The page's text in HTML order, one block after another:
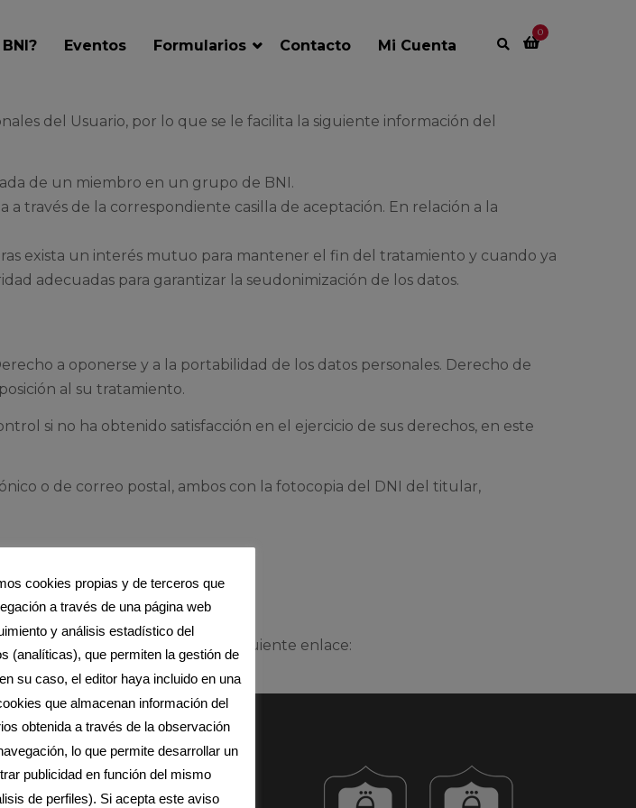
Eventos Formularios Contacto Mi Cuenta
0
del Usuario, por lo que se le facilita la siguiente información del
de un miembro en un grupo de BNI.
a través de la correspondiente casilla de aceptación. En relación a la
exista un interés mutuo para mantener el fin del tratamiento y cuando ya
adecuadas para garantizar la seudonimización de los datos.
a oponerse y a la portabilidad de los datos personales. Derecho de
al su tratamiento.
si no ha obtenido satisfacción en el ejercicio de sus derechos, en este
o de correo postal, ambos con la fotocopia del DNI del titular,
empresa, puede hacerlo en el siguiente enlace:
Aviso Legal
Política de Privacidad
cookies propias y de terceros que
a través de una página web
y análisis estadístico del
(analíticas), que permiten la gestión de
su caso, el editor haya incluido en una
que almacenan información del
obtenida a través de la observación
lo que permite desarrollar un
publicidad en función del mismo
de perfiles). Si acepta este aviso